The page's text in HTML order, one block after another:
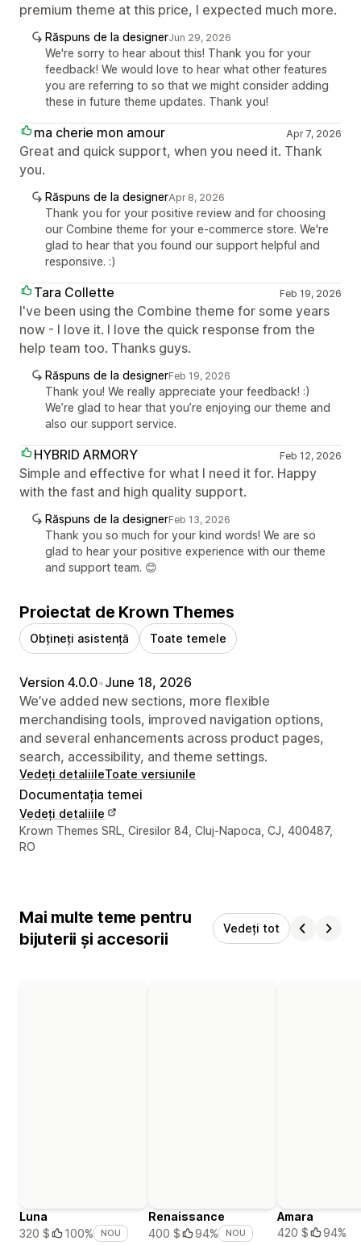
premium theme at this price, I expected much more.
Răspuns de la designerJun 29, 2026
We're sorry to hear about this! Thank you for your
feedback! We would love to hear what other features
you are referring to so that we might consider adding
these in future theme updates. Thank you!
ma cherie mon amour Apr 7, 2026
Great and quick support, when you need it. Thank
you.
Răspuns de la designerApr 8, 2026
Thank you for your positive review and for choosing
our Combine theme for your e-commerce store. We're
glad to hear that you found our support helpful and
responsive. :)
Tara Collette Feb 19, 2026
I've been using the Combine theme for some years
now - I love it. I love the quick response from the
help team too. Thanks guys.
Răspuns de la designerFeb 19, 2026
Thank you! We really appreciate your feedback! :)
We’re glad to hear that you’re enjoying our theme and
also our support service.
HYBRID ARMORY Feb 12, 2026
Simple and effective for what I need it for. Happy
with the fast and high quality support.
Răspuns de la designerFeb 13, 2026
Thank you so much for your kind words! We are so
glad to hear your positive experience with our theme
and support team. 😊
Proiectat de Krown Themes
Obțineți asistență Toate temele
Version 4.0.0•June 18, 2026
We’ve added new sections, more flexible
merchandising tools, improved navigation options,
and several enhancements across product pages,
search, accessibility, and theme settings.
Vedeți detaliileToate versiunile
Documentația temei
Vedeți detaliile
Detaliile de contact ale designerului
Krown Themes SRL, Ciresilor 84, Cluj-Napoca, CJ, 400487,
RO
Mai multe teme pentru
bijuterii și accesorii
Vedeți tot
Luna
320 $
100% NOU
Renaissance
400 $
94% NOU
Amara
420 $
94%